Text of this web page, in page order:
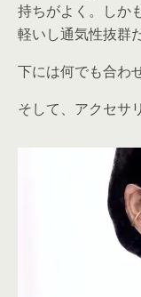
持ちがよく。しか
軽いし通気性抜群
下には何でも合わ
そして、アクセサ